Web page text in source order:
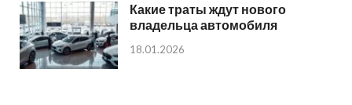
Какие траты ждут нового
владельца автомобиля
18.01.2026